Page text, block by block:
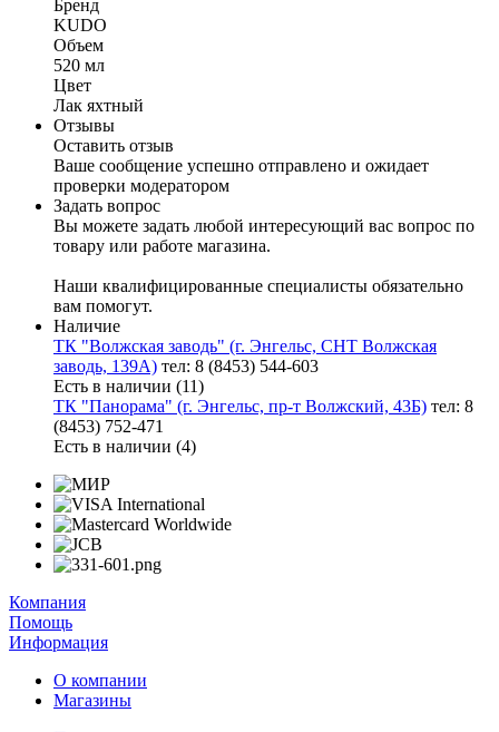
Бренд
KUDO
Объем
520 мл
Цвет
Лак яхтный
Отзывы
Оставить отзыв
Ваше сообщение успешно отправлено и ожидает
проверки модератором
Задать вопрос
Вы можете задать любой интересующий вас вопрос по
товару или работе магазина.
Наши квалифицированные специалисты обязательно
вам помогут.
Наличие
ТК "Волжская заводь" (г. Энгельс, СНТ Волжская
заводь, 139А) тел: 8 (8453) 544-603
Есть в наличии (11)
ТК "Панорама" (г. Энгельс, пр-т Волжский, 43Б) тел: 8
(8453) 752-471
Есть в наличии (4)
Компания
Помощь
Информация
О компании
Магазины